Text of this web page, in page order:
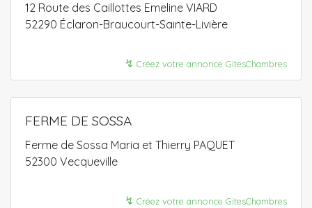
12 Route des Caillottes Emeline VIARD
52290 Éclaron-Braucourt-Sainte-Livière
↯ Créez votre annonce GitesChambres
FERME DE SOSSA
Ferme de Sossa Maria et Thierry PAQUET
52300 Vecqueville
↯ Créez votre annonce GitesChambres